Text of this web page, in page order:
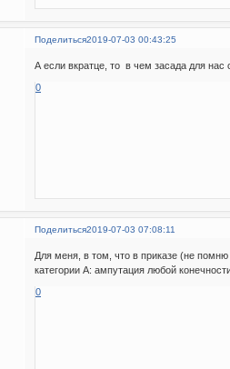
Поделиться2019-07-03 00:43:25
А если вкратце, то в чем засада для нас
0
Поделиться2019-07-03 07:08:11
Для меня, в том, что в приказе (не
категории А: ампутация любой
0